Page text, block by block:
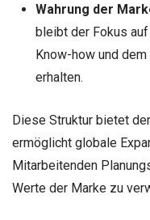
Wahrung der
bleibt der Fokus
Know-how und dem
erhalten.
Diese Struktur bietet
ermöglicht globale
Mitarbeitenden
Werte der Marke zu